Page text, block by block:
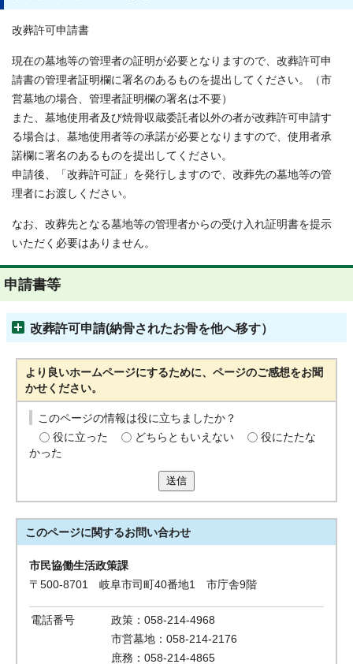
改葬許可申請書
現在の墓地等の管理者の証明が必要となりますので、改葬許可申
請書の管理者証明欄に署名のあるものを提出してください。（市
営墓地の場合、管理者証明欄の署名は不要）
また、墓地使用者及び焼骨収蔵委託者以外の者が改葬許可申請す
る場合は、墓地使用者等の承諾が必要となりますので、使用者承
諾欄に署名のあるものを提出してください。
申請後、「改葬許可証」を発行しますので、改葬先の墓地等の管
理者にお渡しください。
なお、改葬先となる墓地等の管理者からの受け入れ証明書を提示
いただく必要はありません。
申請書等
改葬許可申請(納骨されたお骨を他へ移す）
より良いホームページにするために、ページのご感想をお聞
かせください。
このページの情報は役に立ちましたか？
役に立った
どちらともいえない
役にたたな
かった
送信
このページに関するお問い合わせ
市民協働生活政策課
〒500-8701 岐阜市司町40番地1 市庁舎9階
電話番号
政策：058-214-4968
市営墓地：058-214-2176
庶務：058-214-4865